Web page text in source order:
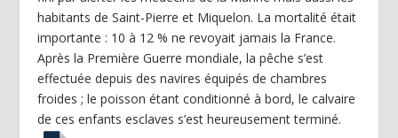
habitants de Saint-Pierre et Miquelon. La mortalité était
importante : 10 à 12 % ne revoyait jamais la France.
Après la Première Guerre mondiale, la pêche s’est
effectuée depuis des navires équipés de chambres
froides ; le poisson étant conditionné à bord, le calvaire
de ces enfants esclaves s’est heureusement terminé.